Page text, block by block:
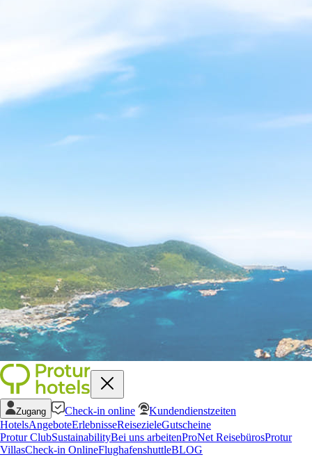
Zugang Check-in online
Kundendienstzeiten
HotelsAngeboteErlebnisseReisezieleGutscheine
Protur ClubSustainabilityBei uns arbeitenProNet ReisebürosProtur
VillasCheck-in OnlineFlughafenshuttleBLOG